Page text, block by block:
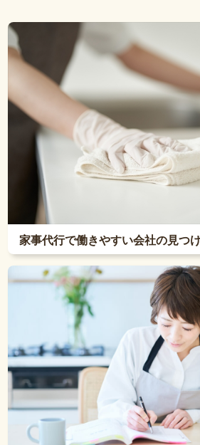
家事代行で働きやすい会社の見つ